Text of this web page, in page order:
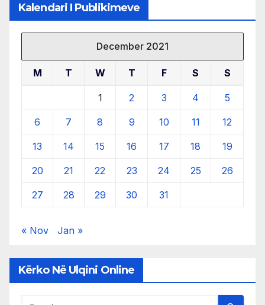
Kalendari I Publikimeve
December 2021
M T W T F S S
1 2 3 4 5
6 7 8 9 10 11 12
13 14 15 16 17 18 19
20 21 22 23 24 25 26
27 28 29 30 31
« Nov Jan »
Kërko Në Ulqini Online